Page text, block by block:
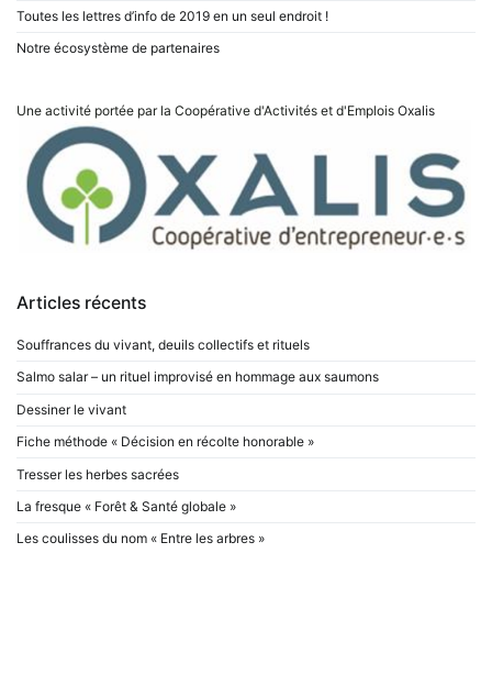
Toutes les lettres d’info de 2019 en un seul endroit !
Notre écosystème de partenaires
Une activité portée par la Coopérative d'Activités et d'Emplois Oxalis
Articles récents
Souffrances du vivant, deuils collectifs et rituels
Salmo salar – un rituel improvisé en hommage aux saumons
Dessiner le vivant
Fiche méthode « Décision en récolte honorable »
Tresser les herbes sacrées
La fresque « Forêt & Santé globale »
Les coulisses du nom « Entre les arbres »